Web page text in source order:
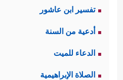
تفسير ابن عاشور
أدعية من السنة
الدعاء للميت
الصلاة الإبراهيمية